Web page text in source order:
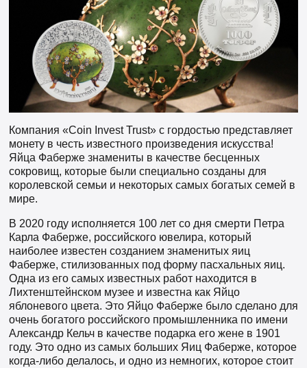
Компания «Coin Invest Trust» с гордостью представляет
монету в честь известного произведения искусства!
Яйца Фаберже знамениты в качестве бесценных
сокровищ, которые были специально созданы для
королевской семьи и некоторых самых богатых семей в
мире.
В 2020 году исполняется 100 лет со дня смерти Петра
Карла Фаберже, российского ювелира, который
наиболее известен созданием знаменитых яиц
Фаберже, стилизованных под форму пасхальных яиц.
Одна из его самых известных работ находится в
Лихтенштейнском музее и известна как Яйцо
яблоневого цвета. Это Яйцо Фаберже было сделано для
очень богатого российского промышленника по имени
Александр Кельч в качестве подарка его жене в 1901
году. Это одно из самых больших Яиц Фаберже, которое
когда-либо делалось, и одно из немногих, которое стоит